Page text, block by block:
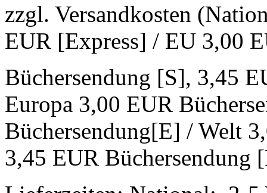
zzgl. Versandkosten
EUR [Express] / EU 3,00
Büchersendung [S], 3,45
Europa 3,00 EUR
Büchersendung[E] / Welt
3,45 EUR Büchersendung